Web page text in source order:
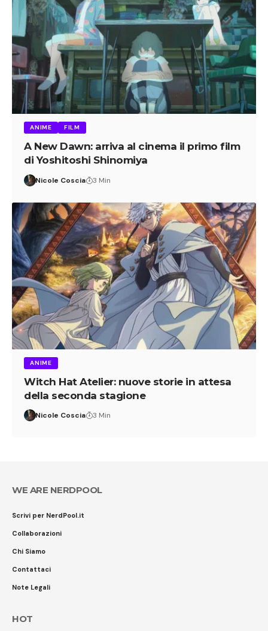
ANIME FILM
A New Dawn: arriva al cinema il primo film
di Yoshitoshi Shinomiya
Nicole Coscia 3 Min
ANIME
Witch Hat Atelier: nuove storie in attesa
della seconda stagione
Nicole Coscia 3 Min
WE ARE NERDPOOL
Scrivi per NerdPool.it
Collaborazioni
Chi Siamo
Contattaci
Note Legali
HOT